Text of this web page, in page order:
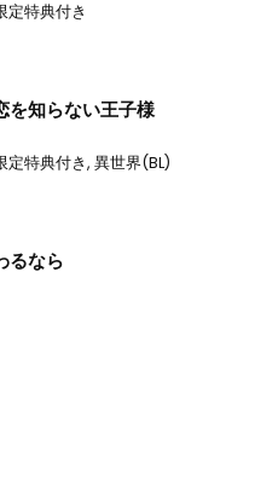
定特典付き
を知らない王子様
定特典付き, 異世界(BL)
るなら